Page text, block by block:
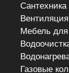
Сантехника
Вентиляция
Мебель для
Газовые